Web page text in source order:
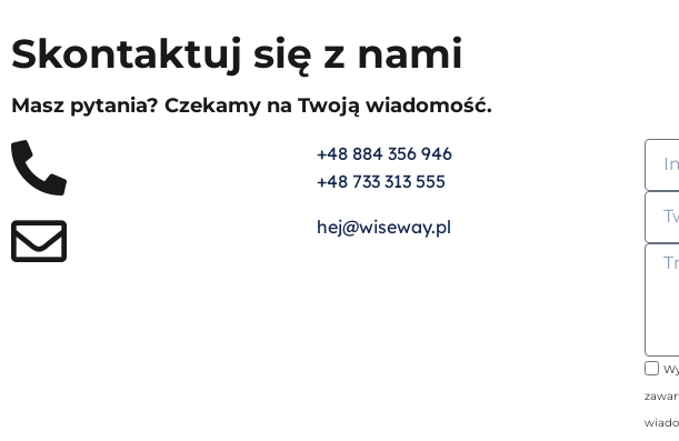
Skontaktuj się z nami
Masz pytania? Czekamy na Twoją wiadomość.
+48 884 356 946
+48 733 313 555
hej@wiseway.pl